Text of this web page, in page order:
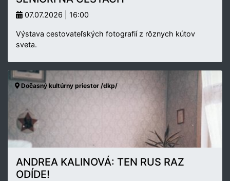
07.07.2026 | 16:00
Výstava cestovateľských fotografií z rôznych kútov
sveta.
Dočasný kultúrny priestor /dkp/
ANDREA KALINOVÁ: TEN RUS RAZ
ODÍDE!